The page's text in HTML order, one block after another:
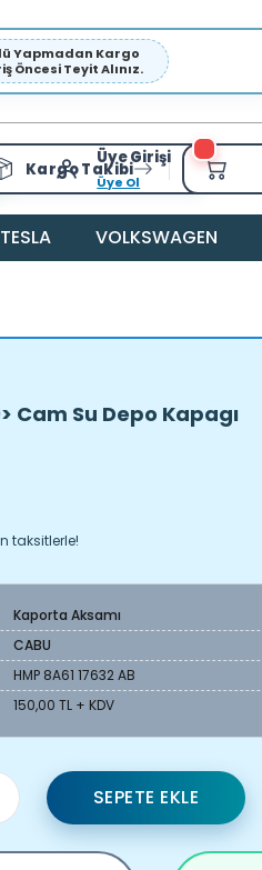
Yapmadan Kargo
Öncesi Teyit Alınız.
Kargo Takibi
Üye Girişi
Üye Ol
TESLA VOLKSWAGEN
Cam Su Depo Kapagı
taksitlerle!
Kaporta Aksamı
CABU
HMP 8A61 17632 AB
150,00 TL + KDV
SEPETE EKLE